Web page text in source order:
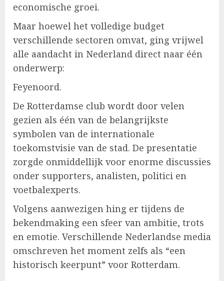
economische groei.
Maar hoewel het volledige budget
verschillende sectoren omvat, ging vrijwel
alle aandacht in Nederland direct naar één
onderwerp:
Feyenoord.
De Rotterdamse club wordt door velen
gezien als één van de belangrijkste
symbolen van de internationale
toekomstvisie van de stad. De presentatie
zorgde onmiddellijk voor enorme discussies
onder supporters, analisten, politici en
voetbalexperts.
Volgens aanwezigen hing er tijdens de
bekendmaking een sfeer van ambitie, trots
en emotie. Verschillende Nederlandse media
omschreven het moment zelfs als “een
historisch keerpunt” voor Rotterdam.